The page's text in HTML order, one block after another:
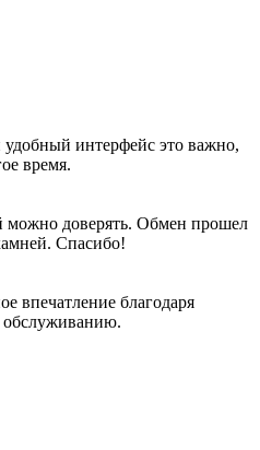
интерфейс это важно,
время.
можно доверять. Обмен прошел
Спасибо!
впечатление благодаря
обслуживанию.